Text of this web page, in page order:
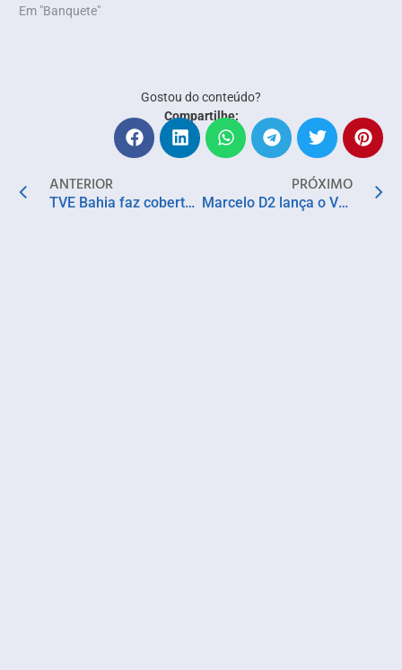
Em "Banquete"
Gostou do conteúdo?
Compartilhe:
ANTERIOR
TVE Bahia faz cobertura ao vivo da festa de Yemanjá, a partir das 8h
PRÓXIMO
Marcelo D2 lança o Volume 2 do Manual Prático do Novo Samba Tradicional